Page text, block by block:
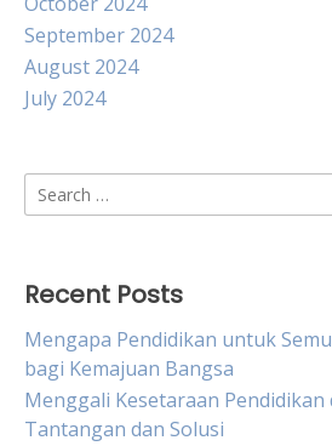
September 2024
August 2024
July 2024
Search
for:
Recent Posts
Mengapa Pendidikan untuk
bagi Kemajuan Bangsa
Menggali Kesetaraan Pendidikan
Tantangan dan Solusi